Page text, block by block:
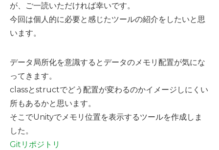
が、ご一読いただければ幸いです。
今回は個人的に必要と感じたツールの紹介をしたいと思
います。
データ局所化を意識するとデータのメモリ配置が気にな
ってきます。
classとstructでどう配置が変わるのかイメージしにくい
所もあるかと思います。
そこでUnityでメモリ位置を表示するツールを作成しま
した。
Gitリポジトリ